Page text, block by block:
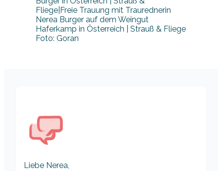
Foto: Goran
Liebe Nerea,